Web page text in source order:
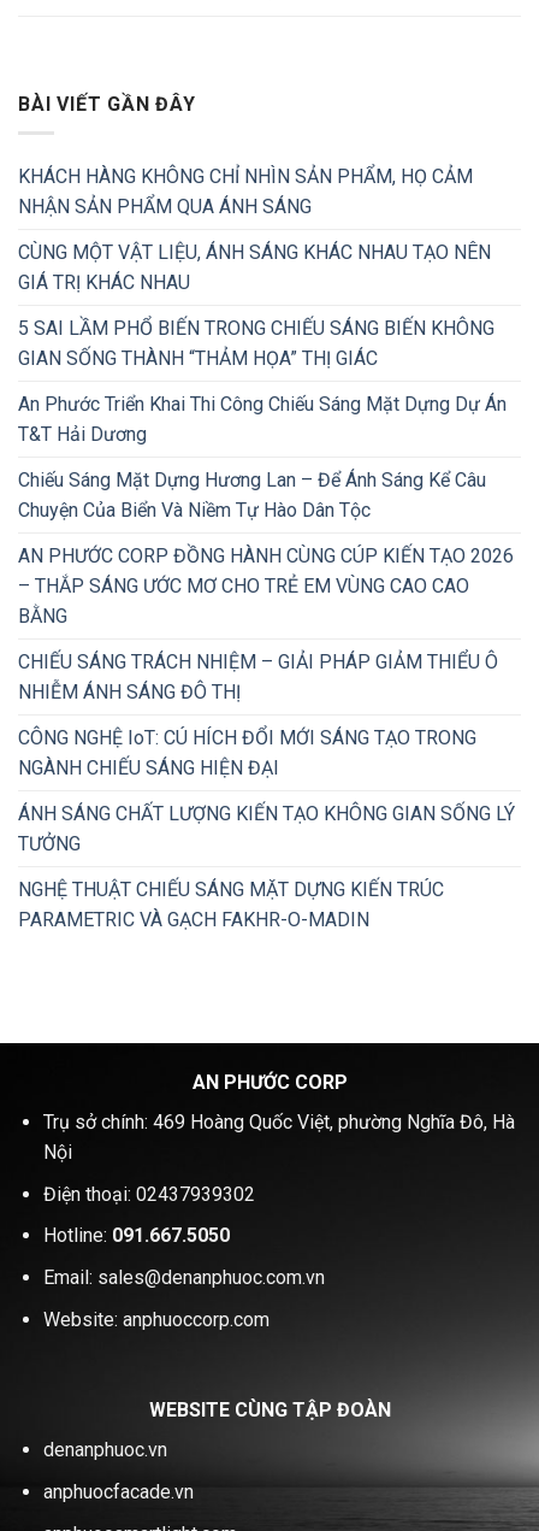
BÀI VIẾT GẦN ĐÂY
KHÁCH HÀNG KHÔNG CHỈ NHÌN SẢN PHẨM, HỌ CẢM
NHẬN SẢN PHẨM QUA ÁNH SÁNG
CÙNG MỘT VẬT LIỆU, ÁNH SÁNG KHÁC NHAU TẠO NÊN
GIÁ TRỊ KHÁC NHAU
5 SAI LẦM PHỔ BIẾN TRONG CHIẾU SÁNG BIẾN KHÔNG
GIAN SỐNG THÀNH “THẢM HỌA” THỊ GIÁC
An Phước Triển Khai Thi Công Chiếu Sáng Mặt Dựng Dự Án
T&T Hải Dương
Chiếu Sáng Mặt Dựng Hương Lan – Để Ánh Sáng Kể Câu
Chuyện Của Biển Và Niềm Tự Hào Dân Tộc
AN PHƯỚC CORP ĐỒNG HÀNH CÙNG CÚP KIẾN TẠO 2026
– THẮP SÁNG ƯỚC MƠ CHO TRẺ EM VÙNG CAO CAO
BẰNG
CHIẾU SÁNG TRÁCH NHIỆM – GIẢI PHÁP GIẢM THIỂU Ô
NHIỄM ÁNH SÁNG ĐÔ THỊ
CÔNG NGHỆ IoT: CÚ HÍCH ĐỔI MỚI SÁNG TẠO TRONG
NGÀNH CHIẾU SÁNG HIỆN ĐẠI
ÁNH SÁNG CHẤT LƯỢNG KIẾN TẠO KHÔNG GIAN SỐNG LÝ
TƯỞNG
NGHỆ THUẬT CHIẾU SÁNG MẶT DỰNG KIẾN TRÚC
PARAMETRIC VÀ GẠCH FAKHR-O-MADIN
AN PHƯỚC CORP
Trụ sở chính: 469 Hoàng Quốc Việt, phường Nghĩa Đô, Hà
Nội
Điện thoại: 02437939302
Hotline: 091.667.5050
Email: sales@denanphuoc.com.vn
Website: anphuoccorp.com
WEBSITE CÙNG TẬP ĐOÀN
denanphuoc.vn
anphuocfacade.vn